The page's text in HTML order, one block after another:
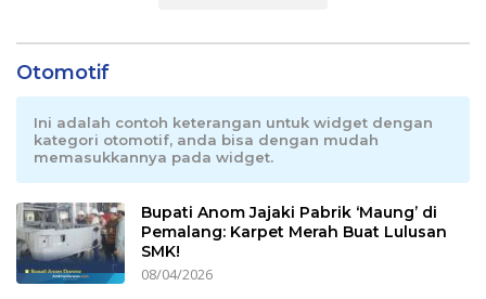
Otomotif
Ini adalah contoh keterangan untuk widget dengan
kategori otomotif, anda bisa dengan mudah
memasukkannya pada widget.
Bupati Anom Jajaki Pabrik ‘Maung’ di
Pemalang: Karpet Merah Buat Lulusan
SMK!
08/04/2026